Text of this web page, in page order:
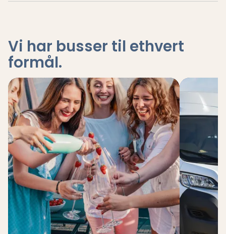
Vi har busser til ethvert
formål.